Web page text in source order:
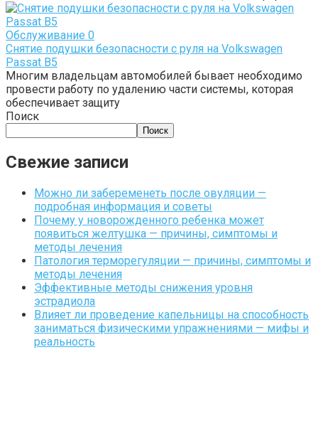
Обслуживание 0
Снятие подушки безопасности с руля на Volkswagen
Passat B5
Многим владельцам автомобилей бывает необходимо
провести работу по удалению части системы, которая
обеспечивает защиту
Поиск
Поиск
Свежие записи
Можно ли забеременеть после овуляции —
подробная информация и советы
Почему у новорожденного ребенка может
появиться желтушка — причины, симптомы и
методы лечения
Патология терморегуляции — причины, симптомы и
методы лечения
Эффективные методы снижения уровня
эстрадиола
Влияет ли проведение капельницы на способность
заниматься физическими упражнениями — мифы и
реальность